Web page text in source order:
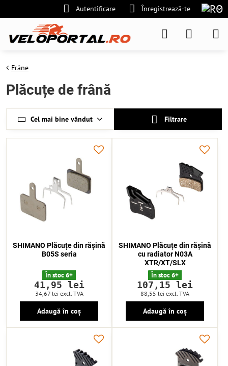
Autentificare Înregistrează-te
Frâne
Plăcuțe de frână
Cel mai bine vândut Filtrare
SHIMANO Plăcuțe din rășină
B05S seria
În stoc 6+
41,95 lei
34,67 lei excl. TVA
Adaugă în coș
SHIMANO Plăcuțe din rășină
cu radiator N03A
XTR/XT/SLX
În stoc 6+
107,15 lei
88,55 lei excl. TVA
Adaugă în coș